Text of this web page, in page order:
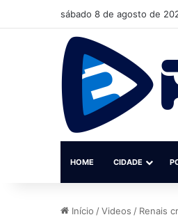
sábado 8 de agosto de
HOME CIDADE
Início /Videos / Renais